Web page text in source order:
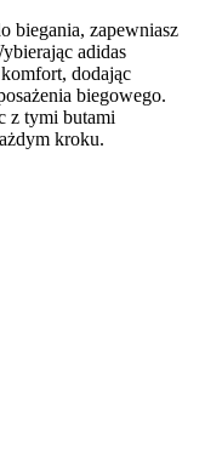
biegania, zapewniasz
adidas
dodając
biegowego.
z tymi butami
kroku.